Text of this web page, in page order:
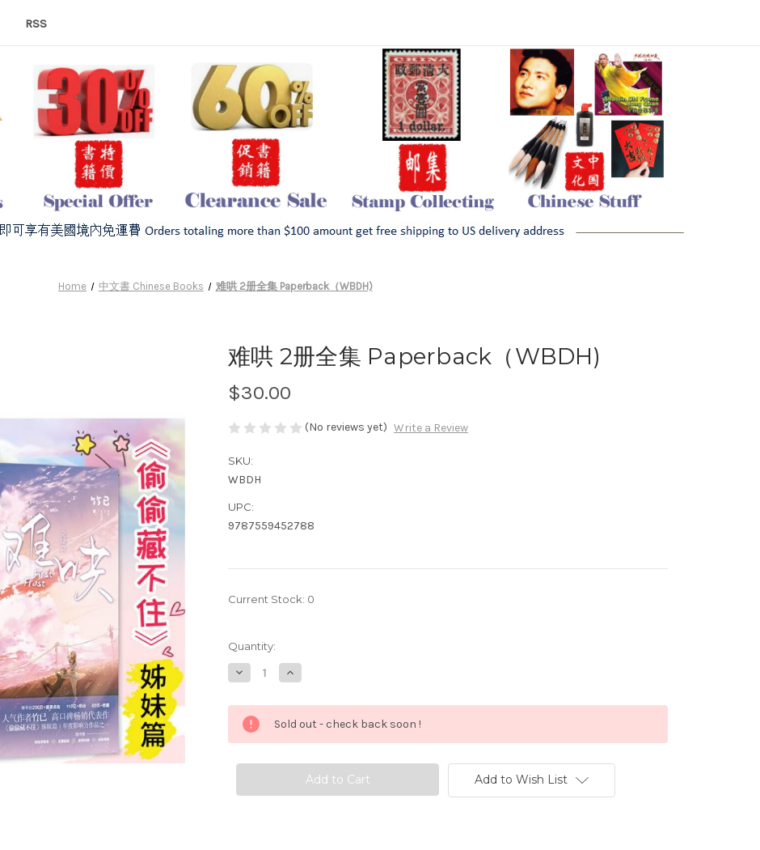
RSS
Home 中文書 Chinese Books 难哄 2册全集 Paperback（WBDH)
难哄 2册全集 Paperback（WBDH)
$30.00
(No reviews yet) Write a Review
SKU:
WBDH
UPC:
9787559452788
Current Stock: 0
Quantity:
Decrease
Quantity
难
哄
册
集
Paperback（WBDH)
Increase
Quantity
难
哄
2
册
集
Paperback（WBDH)
Sold out - check back soon !
Add to Wish List